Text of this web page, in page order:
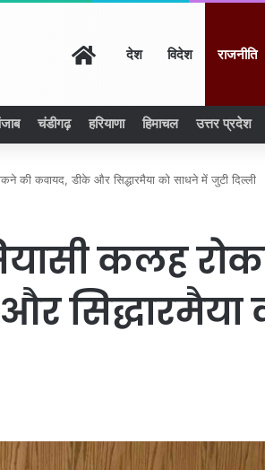
Homeदेश विदेश राजनीति
चंडीगढ़ हरियाणा हिमाचल उत्तर प्रदेश
की कवायद, डीके और सिद्धारमैया को साधने में जुटी दिल्ली
कलह